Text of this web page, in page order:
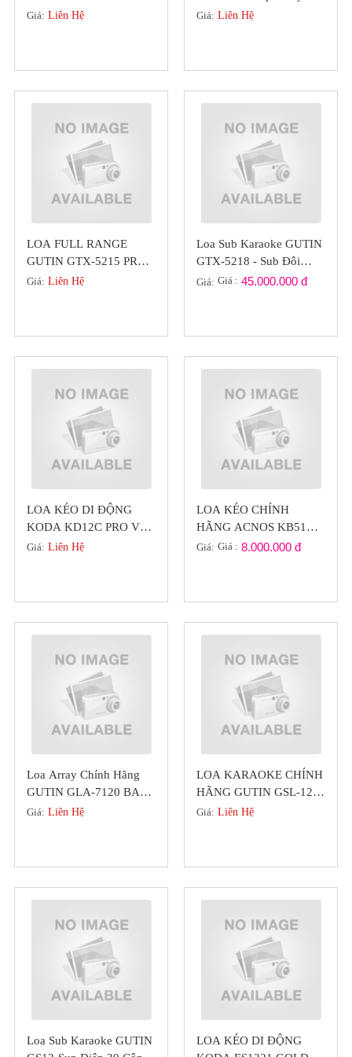
BEATBOX KS361M (
Giá: Liên Hệ
Chuyên Nghiệp Bass 40
Giá: Liên Hệ
LOA FULL RANGE
GUTIN GTX-5215 PRO-
SERIES BASS 40 CHÍNH
Giá: Liên Hệ
Loa Sub Karaoke GUTIN
GTX-5218 - Sub Đôi
Bass 50 Chính Hãng Đức
Giá: Giá : 45.000.000 đ
LOA KÉO DI ĐỘNG
KODA KD12C PRO VỚI
9 LOA TÍCH HỢP, MÀN
Giá: Liên Hệ
LOA KÉO CHÍNH
HÃNG ACNOS KB51
BASS 5 TẤC CÔNG
Giá: Giá : 8.000.000 đ
Loa Array Chính Hãng
GUTIN GLA-7120 BASS
30 Đẳng Cấp
Giá: Liên Hệ
LOA KARAOKE CHÍNH
HÃNG GUTIN GSL-12
(GERMANY) TỪ LỚN
Giá: Liên Hệ
Loa Sub Karaoke GUTIN
LOA KÉO DI ĐỘNG